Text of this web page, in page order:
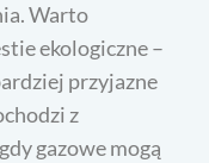
Warto
ekologiczne –
przyjazne
z
gazowe mogą